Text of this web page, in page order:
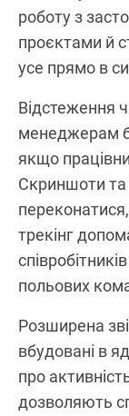
роботу з
проєктами й
усе прямо в
Відстеження
менеджерам
якщо
Скриншоти та
трекінг
польових
Розширена
вбудовані в
про
дозволяють